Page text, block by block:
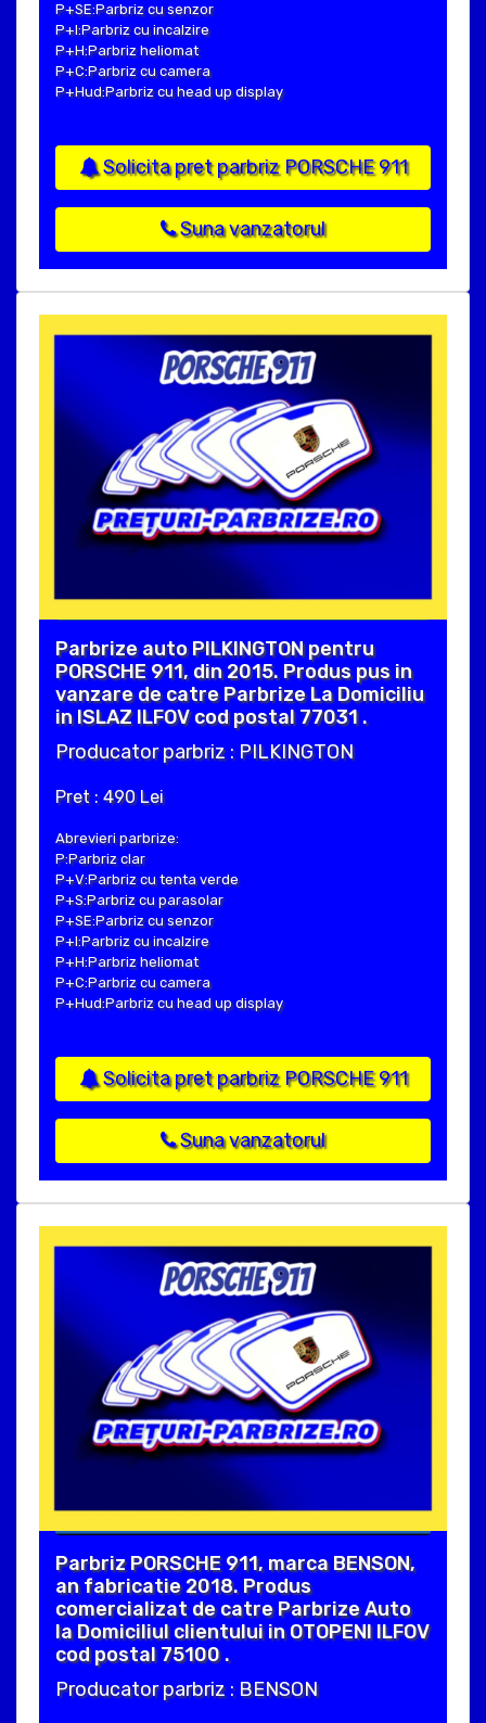
P+SE:Parbriz cu senzor
P+I:Parbriz cu incalzire
P+H:Parbriz heliomat
P+C:Parbriz cu camera
P+Hud:Parbriz cu head up display
Solicita pret parbriz PORSCHE 911
Suna vanzatorul
Parbrize auto PILKINGTON pentru
PORSCHE 911, din 2015. Produs pus in
vanzare de catre Parbrize La Domiciliu
in ISLAZ ILFOV cod postal 77031 .
Producator parbriz : PILKINGTON
Pret : 490 Lei
Abrevieri parbrize:
P:Parbriz clar
P+V:Parbriz cu tenta verde
P+S:Parbriz cu parasolar
P+SE:Parbriz cu senzor
P+I:Parbriz cu incalzire
P+H:Parbriz heliomat
P+C:Parbriz cu camera
P+Hud:Parbriz cu head up display
Solicita pret parbriz PORSCHE 911
Suna vanzatorul
Parbriz PORSCHE 911, marca BENSON,
an fabricatie 2018. Produs
comercializat de catre Parbrize Auto
la Domiciliul clientului in OTOPENI ILFOV
cod postal 75100 .
Producator parbriz : BENSON